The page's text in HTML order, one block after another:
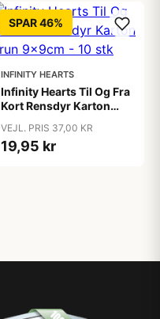
SPAR 46%
INFINITY HEARTS
Infinity Hearts Til Og Fra
Kort Rensdyr Karton
VEJL. PRIS 37,00 KR
19,95 kr